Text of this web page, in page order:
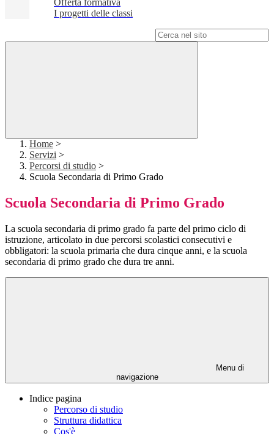
Offerta formativa
I progetti delle classi
Home >
Servizi >
Percorsi di studio >
Scuola Secondaria di Primo Grado
Scuola Secondaria di Primo Grado
La scuola secondaria di primo grado fa parte del primo ciclo di
istruzione, articolato in due percorsi scolastici consecutivi e
obbligatori: la scuola primaria che dura cinque anni, e la scuola
secondaria di primo grado che dura tre anni.
Menu di
navigazione
Indice pagina
Percorso di studio
Struttura didattica
Cos'è